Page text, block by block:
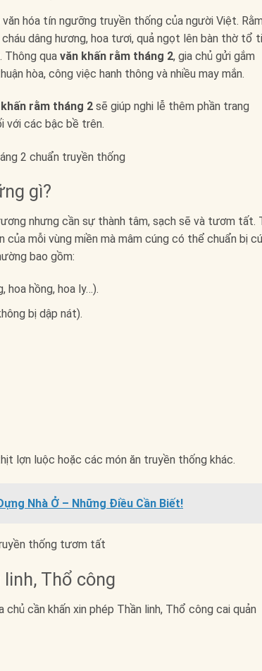
hóa tín ngưỡng truyền thống của người Việt.
dâng hương, hoa tươi, quả ngọt lên bàn thờ tổ
Thông qua văn khấn rằm tháng 2, gia chủ gửi gắm
hòa, công việc hanh thông và nhiều may mắn.
rằm tháng 2 sẽ giúp nghi lễ thêm phần trang
với các bậc bề trên.
gì?
nhưng cần sự thành tâm, sạch sẽ và tươm tất.
mỗi vùng miền mà mâm cúng có thể chuẩn bị
bao gồm:
hoa hồng, hoa ly…).
bị dập nát).
lợn luộc hoặc các món ăn truyền thống khác.
Nhà Ở – Những Điều Cần Biết!
Thổ công
chủ cần khấn xin phép Thần linh, Thổ công cai quản